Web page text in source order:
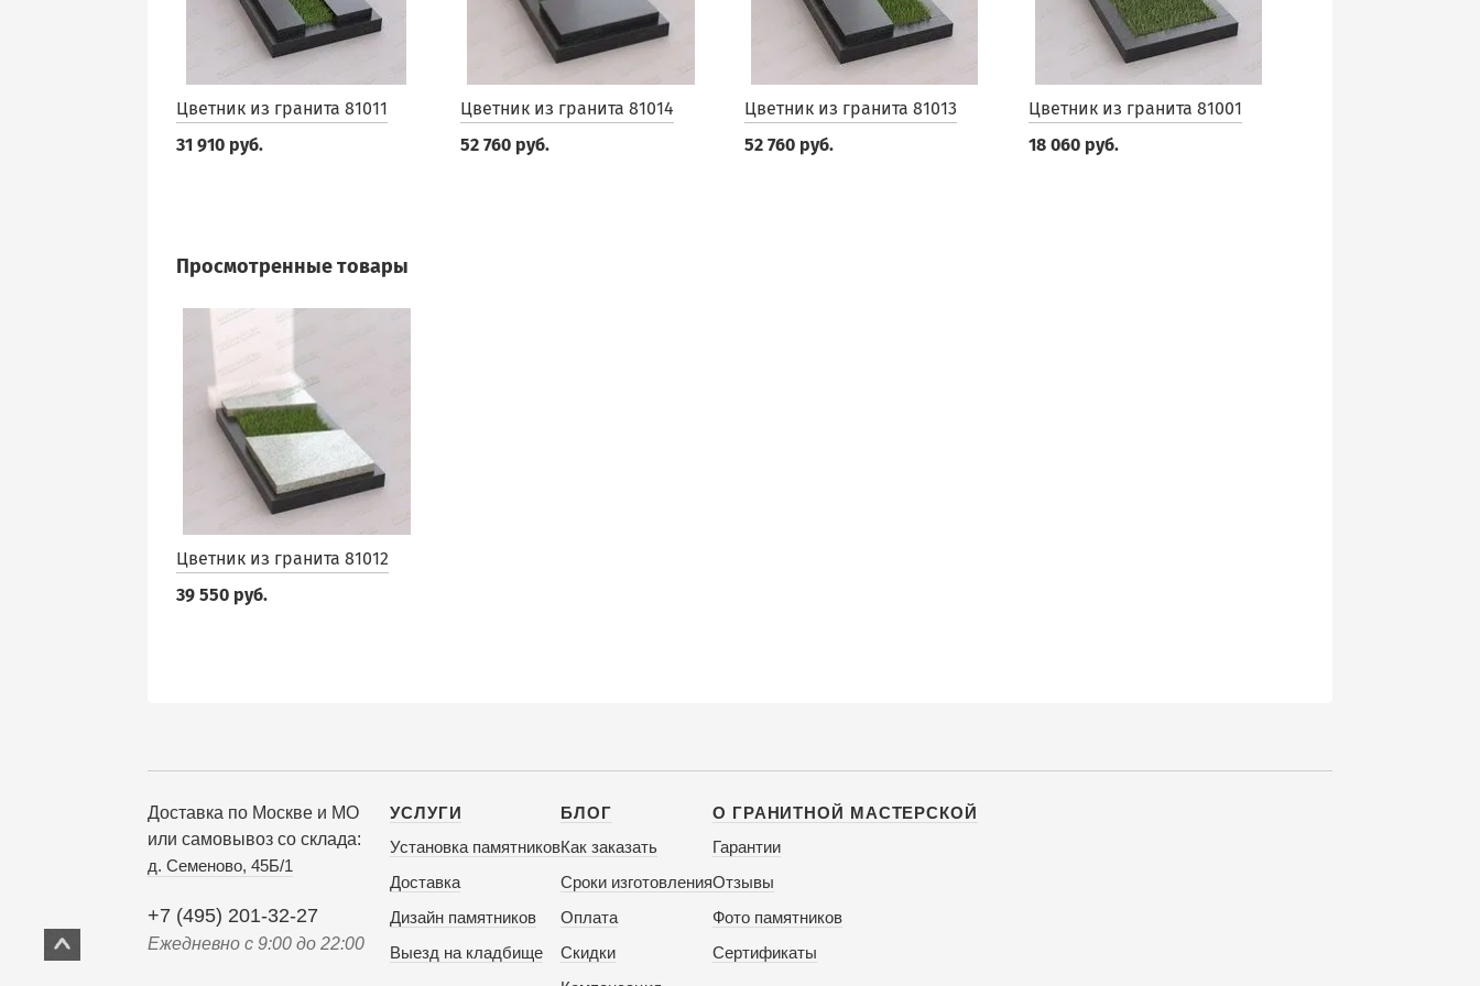
Цветник из гранита 81011
31 910 руб.
Цветник из гранита 81014
52 760 руб.
Цветник из гранита 81013
52 760 руб.
Цветник из гранита 81001
18 060 руб.
Просмотренные товары
Цветник из гранита 81012
39 550 руб.
Доставка по Москве и МО
или самовывоз со склада:
д. Семеново, 45Б/1
+7 (495) 201-32-27
Ежедневно с 9:00 до 22:00
УСЛУГИ
Установка памятников
Доставка
Дизайн памятников
Выезд на кладбище
БЛОГ
Как заказать
Сроки изготовления
Оплата
Скидки
О ГРАНИТНОЙ МАСТЕРСКОЙ
Гарантии
Отзывы
Фото памятников
Сертификаты